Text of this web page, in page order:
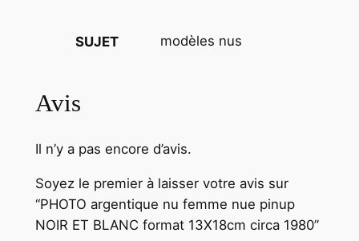
f
r
m
a
t
SUJET modèles nus
Avis
Il n’y a pas encore d’avis.
Soyez le premier à laisser votre avis sur
“PHOTO argentique nu femme nue pinup
NOIR ET BLANC format 13X18cm circa 1980”